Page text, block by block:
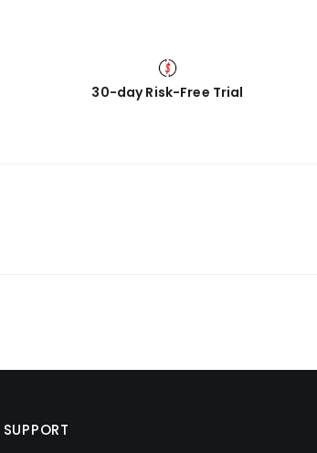
30-day Risk-Free Trial
SUPPORT